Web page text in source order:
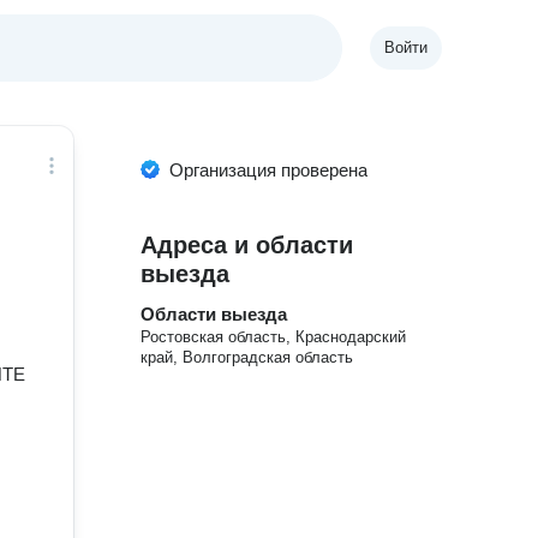
Войти
Организация проверена
Адреса и области
выезда
Области выезда
Ростовская область, Краснодарский
край, Волгоградская область